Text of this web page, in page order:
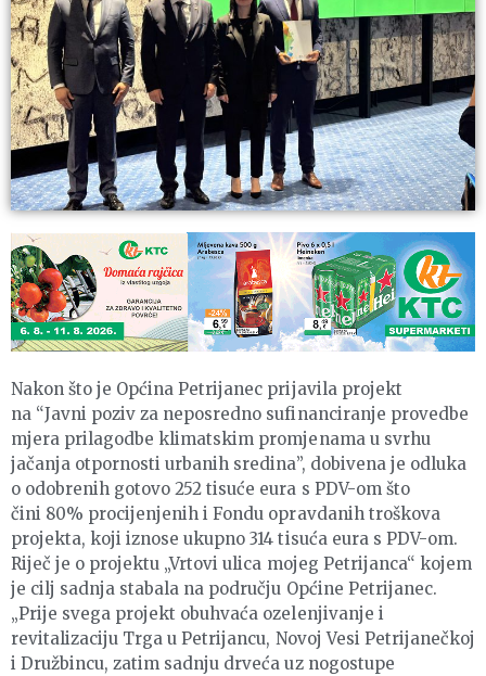
Nakon što je Općina Petrijanec prijavila projekt
na “Javni poziv za neposredno sufinanciranje provedbe
mjera prilagodbe klimatskim promjenama u svrhu
jačanja otpornosti urbanih sredina”, dobivena je odluka
o odobrenih gotovo 252 tisuće eura s PDV-om što
čini 80% procijenjenih i Fondu opravdanih troškova
projekta, koji iznose ukupno 314 tisuća eura s PDV-om.
Riječ je o projektu „Vrtovi ulica mojeg Petrijanca“ kojem
je cilj sadnja stabala na području Općine Petrijanec.
„Prije svega projekt obuhvaća ozelenjivanje i
revitalizaciju Trga u Petrijancu, Novoj Vesi Petrijanečkoj
i Družbincu, zatim sadnju drveća uz nogostupe